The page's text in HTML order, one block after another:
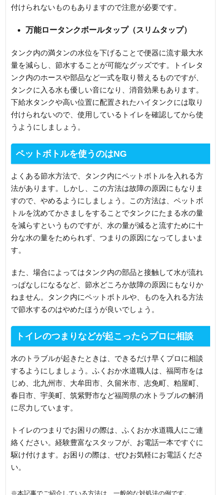
付けられないものもありますので注意が必要です。
万能ロータンクボールタップ（スリムタップ）
タンク内の満タンの水位を下げることで便器に流す最大水
量を減らし、節水することが可能なグッズです。トイレタ
ンク内のホースや部品など一式を取り替えるものですが、
タンクに入る水も優しい音になり、消音効果もあります。
下給水タンクや高い位置に配置されたハイタンクには取り
付けられないので、使用しているトイレを確認してから使
うようにしましょう。
ペットボトルを使うのはNG
よくある節水方法で、タンク内にペットボトルを入れる方
法があります。しかし、この方法は故障の原因にもなりま
すので、やめるようにしましょう。この方法は、ペットボ
トルを沈めてかさましをすることでタンクにたまる水の量
を減らすというものですが、水の量が減ると流すために十
分な水の量をためられず、つまりの原因になってしまいま
す。
また、場合によってはタンク内の部品と接触して水が流れ
っぱなしになるなど、節水どころか故障の原因にもなりか
ねません。タンク内にペットボトルや、ものを入れる方法
で節水するのはやめたほうが良いでしょう。
トイレのつまりなどが起こったらプロに相談
水のトラブルが起きたときは、できるだけ早くプロに相談
するようにしましょう。ふくおか水道職人は、福岡市をは
じめ、北九州市、大牟田市、久留米市、志免町、粕屋町、
春日市、宇美町、筑紫野市など福岡県の水トラブルの解消
に尽力しています。
トイレのつまりでお困りの際は、ふくおか水道職人にご連
絡ください。経験豊富なスタッフが、お電話一本ですぐに
駆け付けます。お困りの際は、ぜひお気軽にお電話くださ
い。
※本記事でご紹介している方法は、一般的な対処法の例です。